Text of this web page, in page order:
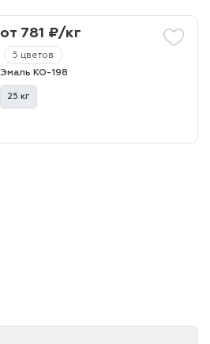
5 цветов
от 781 ₽/кг
Эмаль КО-198
25 кг